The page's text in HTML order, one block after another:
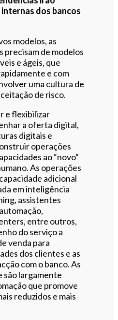
dos bancos
modelos, as
de modelos
e ágeis, que
e com
uma cultura de
de risco.
e flexibilizar
a oferta digital,
digitais e
operações
ao “novo”
As operações
adicional
em inteligência
assistentes
entre outros,
do serviço a
venda para
dos clientes e as
com o banco. As
são largamente
que promove
reduzidos e mais